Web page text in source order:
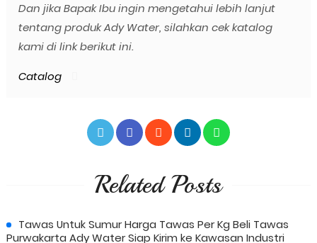
Dan jika Bapak Ibu ingin mengetahui lebih lanjut
tentang produk Ady Water, silahkan cek katalog
kami di link berikut ini.
Catalog
Related Posts
Tawas Untuk Sumur Harga Tawas Per Kg Beli Tawas
Purwakarta Ady Water Siap Kirim ke Kawasan Industri